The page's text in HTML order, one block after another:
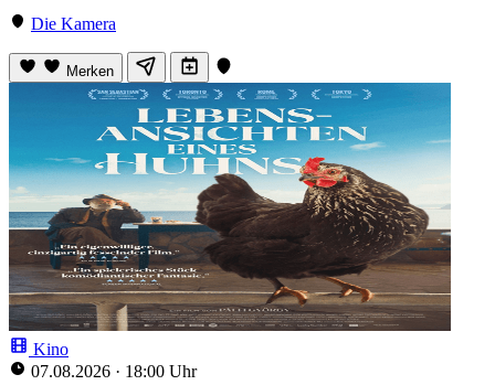
Die Kamera
Merken
Kino
07.08.2026 · 18:00 Uhr